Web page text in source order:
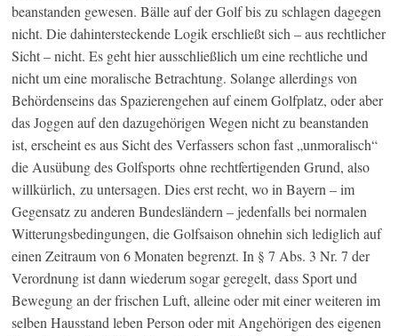
beanstanden gewesen. Bälle auf der Golf bis zu schlagen dagegen
nicht. Die dahintersteckende Logik erschließt sich – aus rechtlicher
Sicht – nicht. Es geht hier ausschließlich um eine rechtliche und
nicht um eine moralische Betrachtung. Solange allerdings von
Behördenseins das Spazierengehen auf einem Golfplatz, oder aber
das Joggen auf den dazugehörigen Wegen nicht zu beanstanden
ist, erscheint es aus Sicht des Verfassers schon fast „unmoralisch“
die Ausübung des Golfsports ohne rechtfertigenden Grund, also
willkürlich, zu untersagen. Dies erst recht, wo in Bayern – im
Gegensatz zu anderen Bundesländern – jedenfalls bei normalen
Witterungsbedingungen, die Golfsaison ohnehin sich lediglich auf
einen Zeitraum von 6 Monaten begrenzt. In § 7 Abs. 3 Nr. 7 der
Verordnung ist dann wiederum sogar geregelt, dass Sport und
Bewegung an der frischen Luft, alleine oder mit einer weiteren im
selben Hausstand leben Person oder mit Angehörigen des eigenen